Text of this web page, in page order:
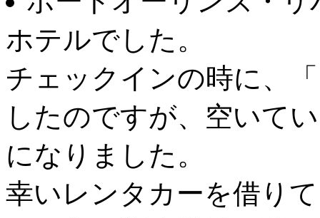
ホテルでした。
チェックインの時に、
したのですが、空いて
になりました。
幸いレンタカーを借り